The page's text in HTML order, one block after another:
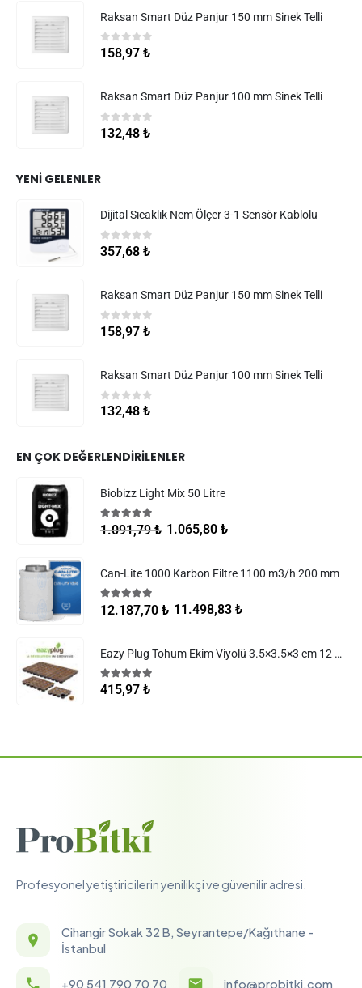
Raksan Smart Düz Panjur 150 mm Sinek Telli
0 5 üzerinden
158,97 ₺
Raksan Smart Düz Panjur 100 mm Sinek Telli
05 üzerinden
132,48 ₺
YENI GELENLER
Dijital Sıcaklık Nem Ölçer 3-1 Sensör Kablolu
05 üzerinden
357,68 ₺
Raksan Smart Düz Panjur 150 mm Sinek Telli
0 5 üzerinden
158,97 ₺
Raksan Smart Düz Panjur 100 mm Sinek Telli
05 üzerinden
132,48 ₺
EN ÇOK DEĞERLENDIRILENLER
Biobizz Light Mix 50 Litre
5.005 üzerinden
1.091,79₺ 1.065,80 ₺
Can-Lite 1000 Karbon Filtre 1100 m3/h 200 mm
5.00 5 üzerinden
12.187,70₺ 11.498,83 ₺
Eazy Plug Tohum Ekim Viyolü 3.5×3.5×3 cm 12 göz
5.005 üzerinden
415,97 ₺
Profesyonel yetiştiricilerin yenilikçi ve güvenilir adresi.
Cihangir Sokak 32 B, Seyrantepe/Kağıthane -
İstanbul
+90 541 790 70 70 info@probitki.com